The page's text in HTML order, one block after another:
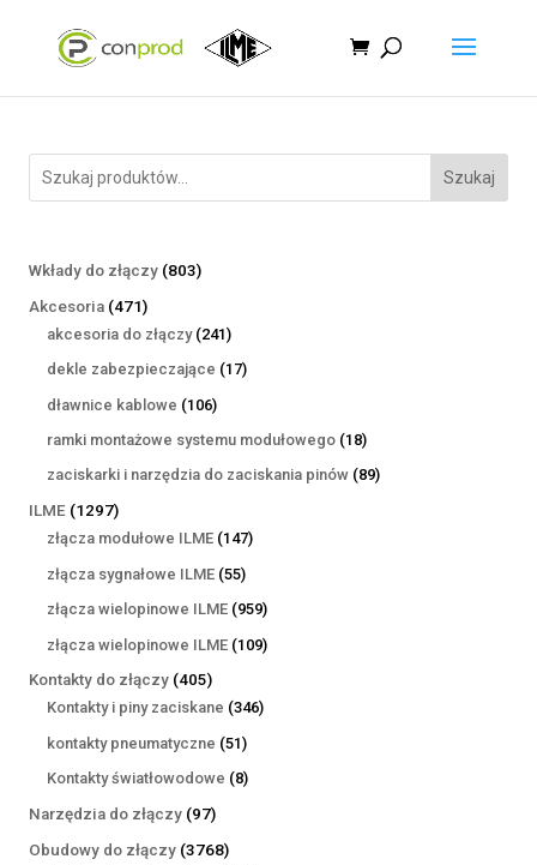
Szukaj
Wkłady do złączy 803803
Akcesoria 471471
produktów
akcesoria do złączy 241241
produktów
dekle zabezpieczające 1717
dławnice kablowe 106106
produktów
ramki montażowe systemu modułowego 1818
produktów
zaciskarki i narzędzia do zaciskania pinów 8989
ILME 12971297
produktów
złącza modułowe ILME 147147
złącza sygnałowe ILME 5555
produktów
złącza wielopinowe ILME 959959
produktów
złącza wielopinowe ILME 109109
Kontakty do złączy 405405
produktów
Kontakty i piny zaciskane 346346
kontakty pneumatyczne 5151
produktów
Kontakty światłowodowe 88
Narzędzia do złączy 9797
produktów
Obudowy do złączy 37683768